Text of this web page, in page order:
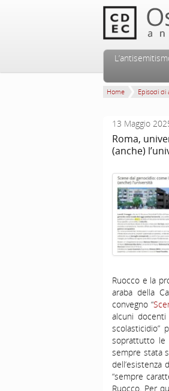
Menu
Vai al
Vai al
Home Episodi di
13 Maggio
Roma,
(anche)
Ruocco e la
araba della
convegno “
alcuni
scolasticidio”
soprattutto le
sempre stata
dell’esistenza
“sempre
Ruocco. Per